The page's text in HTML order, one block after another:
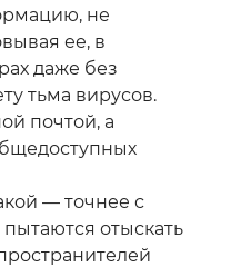
не
ее, в
даже без
тьма вирусов.
почтой, а
— точнее с
отыскать